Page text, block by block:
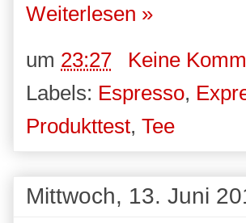
Weiterlesen »
um 23:27
Keine
Labels: Espresso,
Produkttest, Tee
Mittwoch, 13. Juni